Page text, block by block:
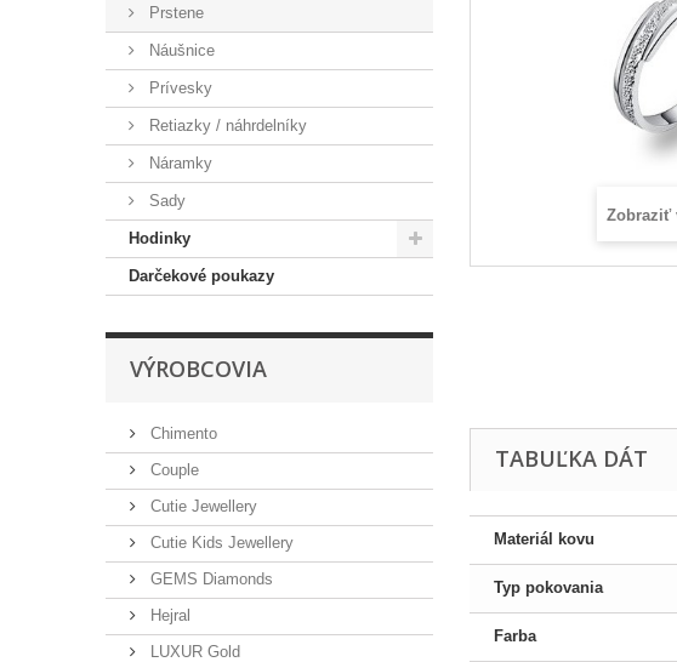
Prstene
Náušnice
Prívesky
Retiazky / náhrdelníky
Náramky
Sady
Hodinky
Darčekové poukazy
VÝROBCOVIA
Chimento
Couple
Cutie Jewellery
Cutie Kids Jewellery
GEMS Diamonds
Hejral
LUXUR Gold
Zobraziť
TABUĽKA DÁT
Materiál kovu
Typ pokovania
Farba